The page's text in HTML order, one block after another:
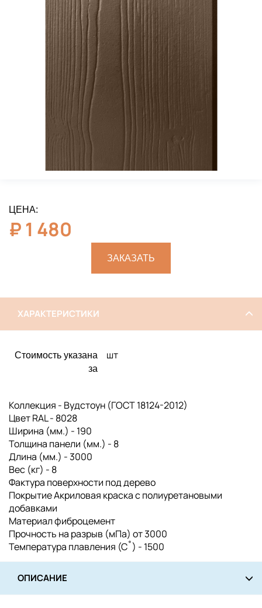
ЦЕНА:
₽ 1 480
ЗАКАЗАТЬ
ХАРАКТЕРИСТИКИ
Стоимость указана
за
шт
Коллекция - Вудстоун (ГОСТ 18124-2012)
Цвет RAL - 8028
Ширина (мм.) - 190
Толщина панели (мм.) - 8
Длина (мм.) - 3000
Вес (кг) - 8
Фактура поверхности под дерево
Покрытие Акриловая краска с полиуретановыми
добавками
Материал фиброцемент
Прочность на разрыв (мПа) от 3000
Температура плавления (С˚) - 1500
ОПИСАНИЕ